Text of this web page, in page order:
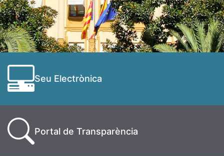
Seu Electrònica
Portal de Transparència